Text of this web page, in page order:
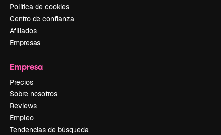
Política de cookies
Centro de confianza
Afiliados
Empresas
Empresa
Precios
Sobre nosotros
Reviews
Empleo
Tendencias de búsqueda